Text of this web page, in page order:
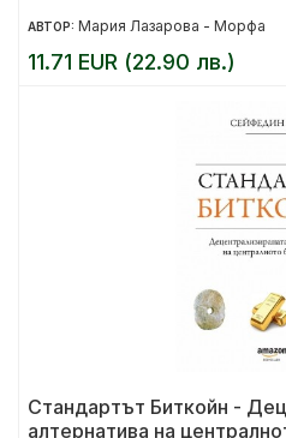
АВТОР: Мария Лазарова - Морфа
11.71 EUR (22.90 лв.)
Стандартът Биткойн -
алтернатива на